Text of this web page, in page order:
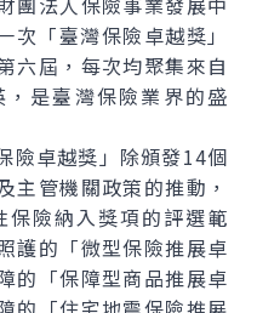
「臺灣保險卓越獎」
六屆，每次均聚集來自
是臺灣保險業界的盛
卓越獎」除頒發14個
主管機關政策的推動，
險納入獎項的評選範
護的「微型保險推展卓
的「保障型商品推展卓